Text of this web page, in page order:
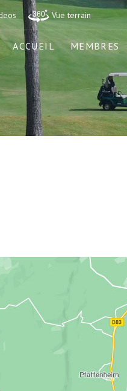
Vue terrain
ACCUEIL MEMBRES